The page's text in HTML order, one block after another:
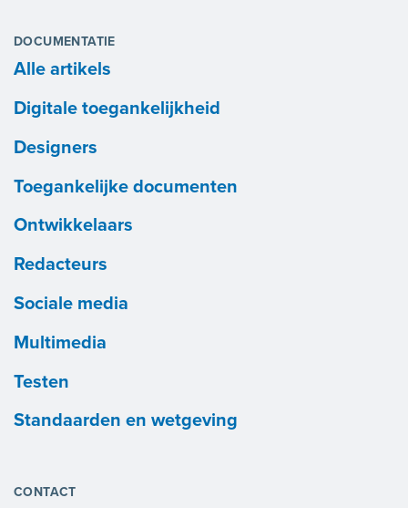
DOCUMENTATIE
Alle artikels
Digitale toegankelijkheid
Designers
Toegankelijke documenten
Ontwikkelaars
Redacteurs
Sociale media
Multimedia
Testen
Standaarden en wetgeving
CONTACT